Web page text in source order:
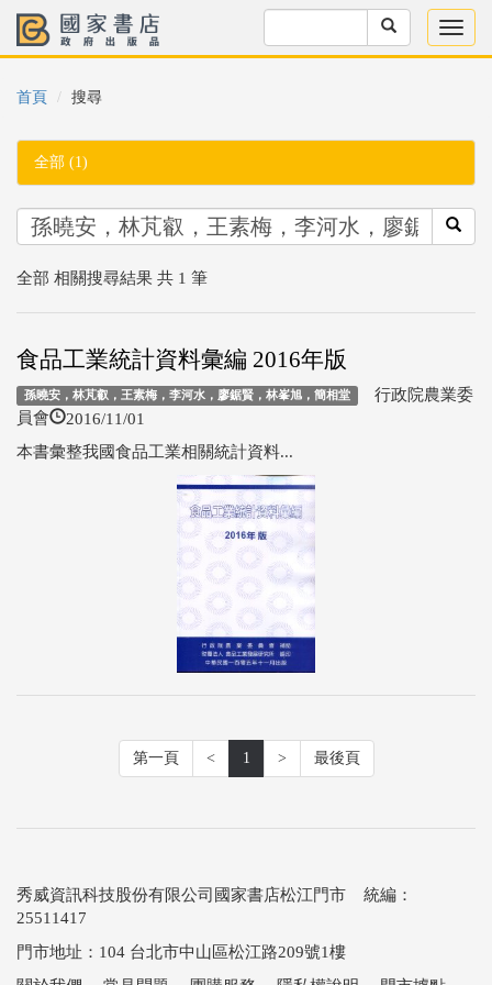
首頁 搜尋
全部 (1)
全部 相關搜尋結果 共 1 筆
食品工業統計資料彙編 2016年版
孫曉安，林芃叡，王素梅，李河水，廖鋸賢，林峯旭，簡相堂 行政院農業委
員會
2016/11/01
本書彙整我國食品工業相關統計資料...
第一頁 < 1 > 最後頁
秀威資訊科技股份有限公司國家書店松江門市 統編：
25511417
門市地址：104 台北市中山區松江路209號1樓